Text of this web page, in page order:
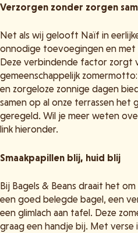
Verzorgen zonder zorgen
Net als wij gelooft Naïf in
onnodige toevoegingen en met
Deze verbindende factor zorgt
gemeenschappelijk
en zorgeloze zonnige dagen
samen op al onze terrassen het
geregeld. Wil je meer weten
link hieronder.
Smaakpapillen blij, huid blij
Bij Bagels & Beans draait het
een goed belegde bagel, een
een glimlach aan tafel. Deze
graag een handje bij. Met